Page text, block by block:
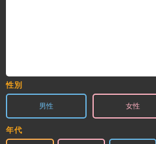
性別
男性 女性
年代